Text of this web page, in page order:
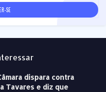
dispara contra
Tavares e diz que